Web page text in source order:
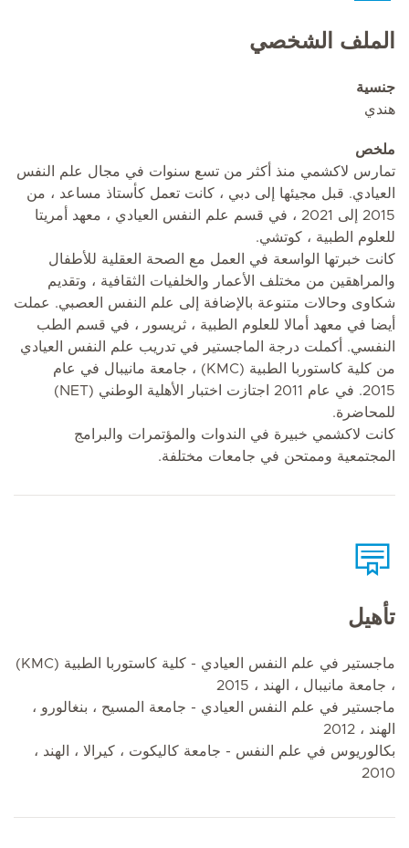
الملف الشخصي
جنسية
هندي
ملخص
تمارس لاكشمي منذ أكثر من تسع سنوات في مجال علم النفس
العيادي. قبل مجيئها إلى دبي ، كانت تعمل كأستاذ مساعد ، من
2015 إلى 2021 ، في قسم علم النفس العيادي ، معهد أمريتا
للعلوم الطبية ، كوتشي.
كانت خبرتها الواسعة في العمل مع الصحة العقلية للأطفال
والمراهقين من مختلف الأعمار والخلفيات الثقافية ، وتقديم
شكاوى وحالات متنوعة بالإضافة إلى علم النفس العصبي. عملت
أيضا في معهد أمالا للعلوم الطبية ، ثريسور ، في قسم الطب
النفسي. أكملت درجة الماجستير في تدريب علم النفس العيادي
من كلية كاستوربا الطبية (KMC) ، جامعة مانيبال في عام
2015. في عام 2011 اجتازت اختبار الأهلية الوطني (NET)
للمحاضرة.
كانت لاكشمي خبيرة في الندوات والمؤتمرات والبرامج
المجتمعية وممتحن في جامعات مختلفة.
تأهيل
ماجستير في علم النفس العيادي - كلية كاستوربا الطبية (KMC)
، جامعة مانيبال ، الهند ، 2015
ماجستير في علم النفس العيادي - جامعة المسيح ، بنغالورو ،
الهند ، 2012
بكالوريوس في علم النفس - جامعة كاليكوت ، كيرالا ، الهند ،
2010